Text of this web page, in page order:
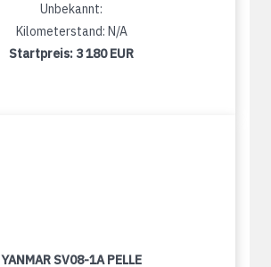
Unbekannt:
Kilometerstand: N/A
Startpreis: 3 180 EUR
YANMAR SV08-1A PELLE